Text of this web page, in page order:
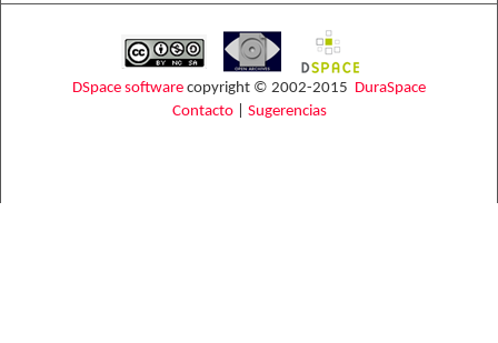
DSpace software copyright © 2002-2015 DuraSpace
Contacto| Sugerencias